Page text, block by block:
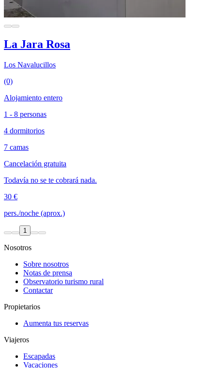
La Jara Rosa
Los Navalucillos
(0)
Alojamiento entero
1 - 8 personas
4 dormitorios
7 camas
Cancelación gratuita
Todavía no se te cobrará nada.
30 €
pers./noche (aprox.)
1
Nosotros
Sobre nosotros
Notas de prensa
Observatorio turismo rural
Contactar
Propietarios
Aumenta tus reservas
Viajeros
Escapadas
Vacaciones